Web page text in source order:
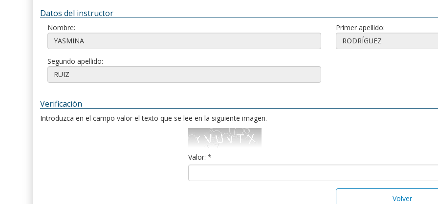
Datos del instructor
Nombre: Primer apellido:
Segundo apellido:
Verificación
Introduzca en el campo valor el texto que se lee en la siguiente imagen.
Valor: *
Volver